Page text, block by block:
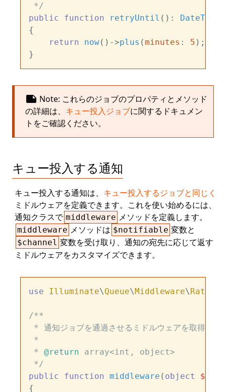
*/
public
function retryUntil ( ): DateTime
{
return
now()->plus (minutes : 5 );
note Note: これらのジョブのプロパティとメソッド
の詳細は、 キュー投入ジョブに関するドキュメン
トをご確認ください。
キュー投入する通知
キュー投入する通知は、 キュー投入するジョブと同じく
ミドルウェアを定義できます。これを使い始めるには、
通知クラスで middleware メソッドを定義します。
middleware メソッドは $notifiable 変数と
$channel 変数を受け取り、通知の宛先に応じて返す
ミドルウェアをカスタマイズできます。
use Illuminate\Queue\Middleware\
/**
* 通知ジョブを通過させるミドルウェアを取得
*
* @return array<int, object>
*/
public
function middleware ( object
{